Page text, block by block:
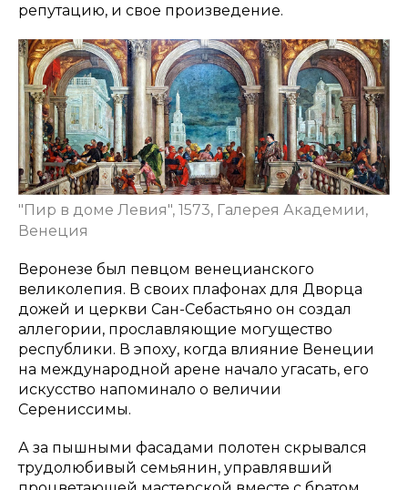
репутацию, и свое произведение.
"Пир в доме Левия", 1573, Галерея Академии,
Венеция
Веронезе был певцом венецианского
великолепия. В своих плафонах для Дворца
дожей и церкви Сан-Себастьяно он создал
аллегории, прославляющие могущество
республики. В эпоху, когда влияние Венеции
на международной арене начало угасать, его
искусство напоминало о величии
Серениссимы.
А за пышными фасадами полотен скрывался
трудолюбивый семьянин, управлявший